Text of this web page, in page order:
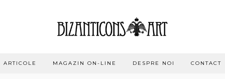
ARTICOLE MAGAZIN ON-LINE DESPRE NOI CONTACT